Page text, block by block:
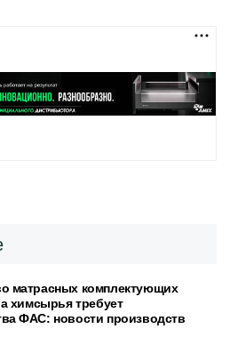
матрасных комплектующих
химсырья требует
ФАС: новости производств